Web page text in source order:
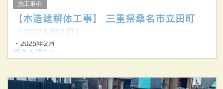
施工事例
【木造建解体工事】 三重県桑名市立田町
（2025年2月）
・2025年2月
・三重県桑名市立田町
・木造2F建解体工事
▼解体前▼
続きを読む>